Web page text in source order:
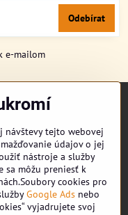
Odebírat
e-mailom
návštevy tejto webovej
údajov o jej
nástroje a služby
sa môžu preniesť k
cookies pro
Google Ads nebo
vyjadrujete svoj